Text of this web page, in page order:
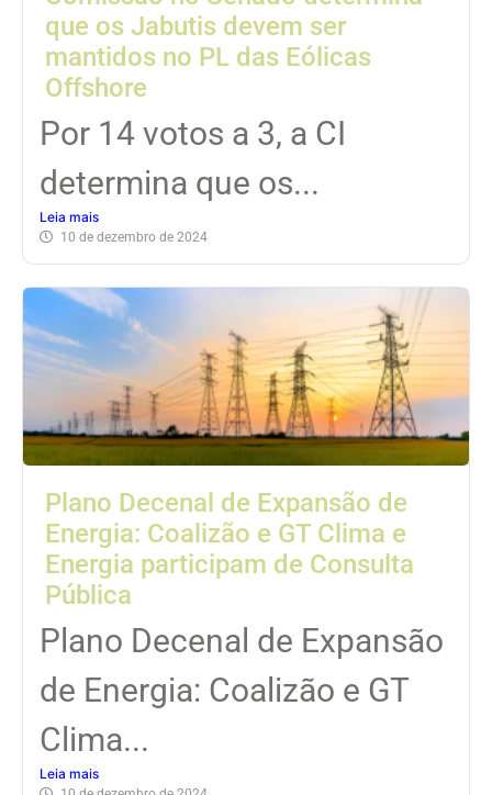
que os Jabutis devem ser
mantidos no PL das Eólicas
Offshore
Por 14 votos a 3, a CI
determina que os...
Leia mais
10 de dezembro de 2024
Plano Decenal de Expansão de
Energia: Coalizão e GT Clima e
Energia participam de Consulta
Pública
Plano Decenal de Expansão
de Energia: Coalizão e GT
Clima...
Leia mais